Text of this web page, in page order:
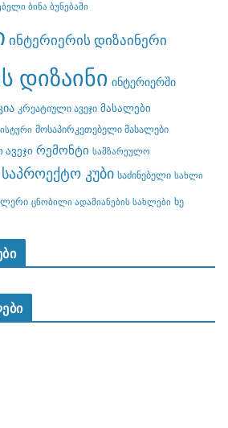
ბინა ბუნებაში
ინტერიერის დიზაინერი
დიზაინი ინტერიერში
კრეატიული ავეჯი მასალები
მოსაპირკეთებელი მასალები
რემონტი სამზარეულო
საპროექტო კუბი საძინებელი სახლი
ცნობილი ადამიანების სახლები ხე